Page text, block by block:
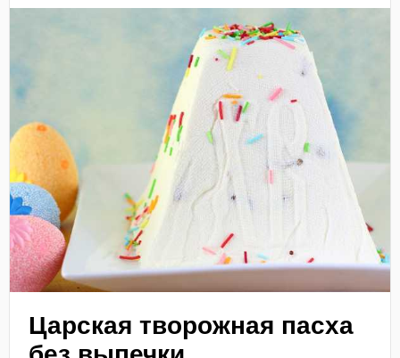
Царская творожная пасха